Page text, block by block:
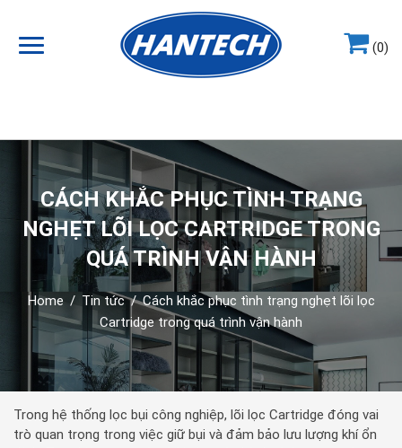
(0)
CÁCH KHẮC PHỤC TÌNH TRẠNG
NGHẸT LÕI LỌC CARTRIDGE TRONG
QUÁ TRÌNH VẬN HÀNH
Home / Tin tức / Cách khắc phục tình trạng nghẹt lõi lọc
Cartridge trong quá trình vận hành
Trong hệ thống lọc bụi công nghiệp, lõi lọc Cartridge đóng vai
trò quan trọng trong việc giữ bụi và đảm bảo lưu lượng khí ổn